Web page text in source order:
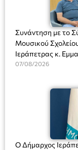
Συνάντηση με το
Μουσικού
Ιεράπετρας κ.
Διευθύντριας του
07/08/2026
Ο Δήμαρχος